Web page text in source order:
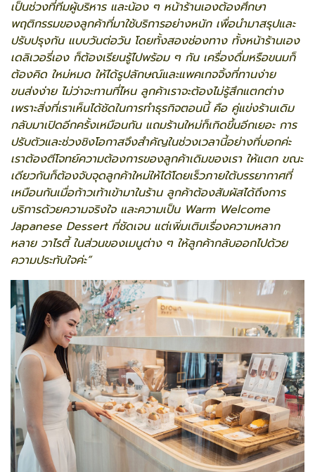
เป็นช่วงที่ทีมผู้บริหาร และน้อง ๆ หน้าร้านเองต้องศึกษา
พฤติกรรมของลูกค้าที่มาใช้บริการอย่างหนัก เพื่อนำมาสรุปและ
ปรับปรุงกัน แบบวันต่อวัน โดยทั้งสองช่องทาง ทั้งหน้าร้านเอง
เดลิเวอรี่เอง ก็ต้องเรียนรู้ไปพร้อม ๆ กัน เครื่องดื่มหรือขนมก็
ต้องคิด ใหม่หมด ให้ได้รูปลักษณ์และแพคเกจจิ้งที่ทานง่าย
ขนส่งง่าย ไม่ว่าจะทานที่ไหน ลูกค้าเราจะต้องไม่รู้สึกแตกต่าง
เพราะสิ่งที่เราเห็นได้ชัดในการทำธุรกิจตอนนี้ คือ คู่แข่งร้านเดิม
กลับมาเปิดอีกครั้งเหมือนกัน แถมร้านใหม่ก็เกิดขึ้นอีกเยอะ การ
ปรับตัวและช่วงชิงโอกาสจึงสำคัญในช่วงเวลานี้อย่างที่บอกค่ะ
เราต้องตีโจทย์ความต้องการของลูกค้าเดิมของเรา ให้แตก ขณะ
เดียวกันก็ต้องจับจุดลูกค้าใหม่ให้ได้โดยเร็วภายใต้บรรยากาศที่
เหมือนกันเมื่อก้าวเท้าเข้ามาในร้าน ลูกค้าต้องสัมผัสได้ถึงการ
บริการด้วยความจริงใจ และความเป็น Warm Welcome
Japanese Dessert ที่ชัดเจน แต่เพิ่มเติมเรื่องความหลาก
หลาย วาไรตี้ ในส่วนของเมนูต่าง ๆ ให้ลูกค้ากลับออกไปด้วย
ความประทับใจค่ะ”